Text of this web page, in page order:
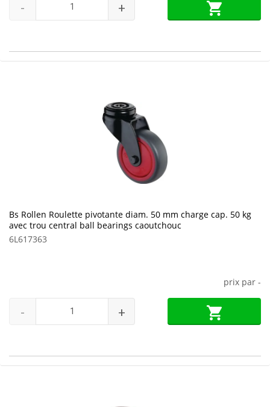
- +
Bs Rollen Roulette pivotante diam. 50 mm charge cap. 50 kg
avec trou central ball bearings caoutchouc
6L617363
prix par -
- +